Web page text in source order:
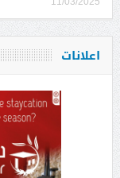
اعلانات